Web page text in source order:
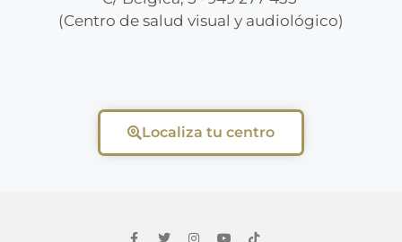
(Centro de salud visual y audiológico)
Localiza tu centro